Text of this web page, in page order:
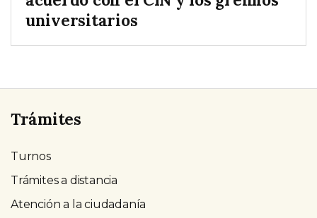
universitarios
Trámites
Turnos
Trámites a distancia
Atención a la ciudadanía